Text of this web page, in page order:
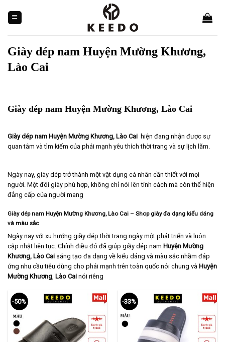
content
Giày dép nam Huyện Mường Khương,
Lào Cai
Giày dép nam Huyện Mường Khương, Lào Cai
Giày dép nam Huyện Mường Khương, Lào Cai hiện đang nhận được sự
quan tâm và tìm kiếm của phái mạnh yêu thích thời trang và sự lịch lãm.
Ngày nay, giày dép trở thành một vật dụng cá nhân cần thiết với mọi
người. Một đôi giày phù hợp, không chỉ nói lên tính cách mà còn thể hiện
đẳng cấp của người mang
Giày dép nam Huyện Mường Khương, Lào Cai – Shop giày đa dạng kiểu dáng
và màu sắc
Ngày nay với xu hướng giầy dép thời trang ngày một phát triển và luôn
cập nhật liên tục. Chính điều đó đã giúp giầy dép nam Huyện Mường
Khương, Lào Cai sáng tạo đa dạng về kiểu dáng và màu sắc nhầm đáp
ứng nhu cầu tiêu dùng cho phái mạnh trên toàn quốc nói chung và Huyện
Mường Khương, Lào Cai nói riêng
-50% -33%